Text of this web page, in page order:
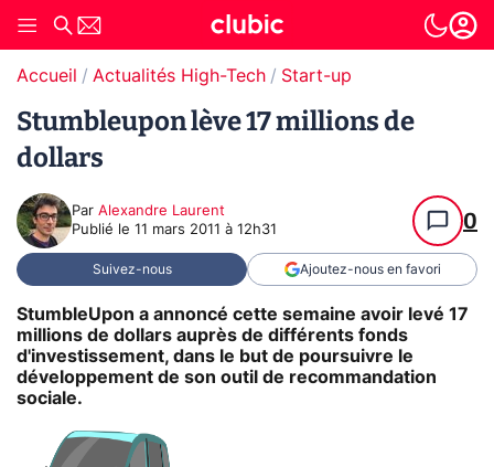
Accueil Actualités High-Tech Start-up
Stumbleupon lève 17 millions de
dollars
Par Alexandre Laurent
Publié le 11 mars 2011 à 12h31 0
Suivez-nous Ajoutez-nous en favori
StumbleUpon a annoncé cette semaine avoir levé 17
millions de dollars auprès de différents fonds
d'investissement, dans le but de poursuivre le
développement de son outil de recommandation
sociale.